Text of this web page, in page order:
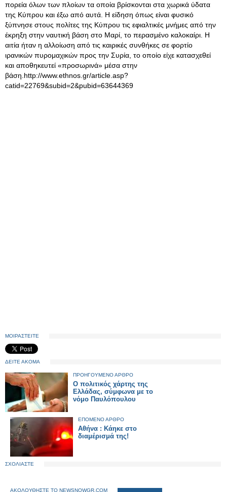
πορεία όλων των πλοίων τα οποία βρίσκονται στα χωρικά ύδατα
της Κύπρου και έξω από αυτά. Η είδηση όπως είναι φυσικό
ξύπνησε στους πολίτες της Κύπρου τις εφιαλτικές μνήμες από την
έκρηξη στην ναυτική βάση στο Μαρί, το περασμένο καλοκαίρι. Η
αιτία ήταν η αλλοίωση από τις καιρικές συνθήκες σε φορτίο
ιρανικών πυρομαχικών προς την Συρία, το οποίο είχε κατασχεθεί
και αποθηκευτεί «προσωρινά» μέσα στην
βάση.http://www.ethnos.gr/article.asp?
catid=22769&subid=2&pubid=63644369
ΜΟΙΡΑΣΤΕΙΤΕ
ΔΕΙΤΕ ΑΚΟΜΑ
ΠΡΟΗΓΟΥΜΕΝΟ ΑΡΘΡΟ
Ο πολιτικός χάρτης της
Ελλάδας, σύμφωνα με το
νόμο Παυλόπουλου
ΕΠΟΜΕΝΟ ΑΡΘΡΟ
Αθήνα : Κάηκε στο
διαμέρισμά της!
ΣΧΟΛΙΑΣΤΕ
ΑΚΟΛΟΥΘΗΣΤΕ ΤΟ NEWSNOWGR.COM